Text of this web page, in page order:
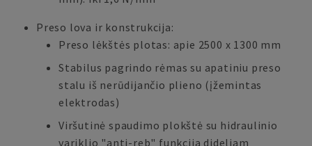
Preso lova ir konstrukcija:
Preso lėkštės plotas: apie 2500 x 1300 mm
Stabilus pagrindo rėmas su apatiniu preso
stalu iš nerūdijančio plieno (įžemintas
elektrodas)
Viršutinė spaudimo plokštė su hidraulinio
variklio "anti-reb" funkcija dideliam